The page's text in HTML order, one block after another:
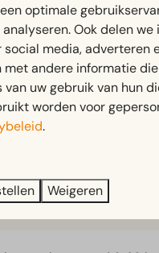
optimale
Ook delen
media, adverteren
andere informatie
uw gebruik van hun
worden voor
.
Weigeren